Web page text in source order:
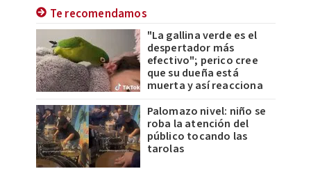
Te recomendamos
"La gallina verde es el
despertador más
efectivo"; perico cree
que su dueña está
muerta y así reacciona
Palomazo nivel: niño se
roba la atención del
público tocando las
tarolas